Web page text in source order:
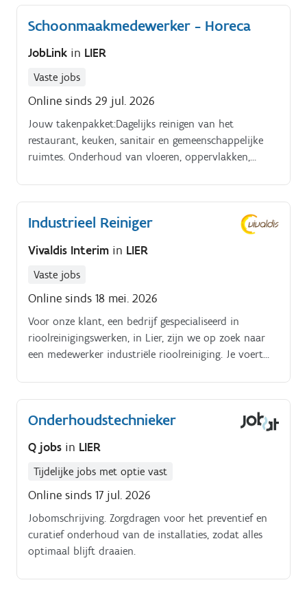
onderhoud ervan.
Schoonmaakmedewerker - Horeca
JobLink in LIER
Vaste jobs
Online sinds 29 jul. 2026
Jouw takenpakket:Dagelijks reinigen van het
restaurant, keuken, sanitair en gemeenschappelijke
ruimtes. Onderhoud van vloeren, oppervlakken,
Industrieel Reiniger
Vivaldis Interim in LIER
Vaste jobs
Online sinds 18 mei. 2026
Voor onze klant, een bedrijf gespecialiseerd in
rioolreinigingswerken, in Lier, zijn we op zoek naar
een medewerker industriële rioolreiniging. Je voert
industriële rioleringen, leidingen, putten, tanks enz. Je
zal instaan voor: Voor het onderhouden van deze
leidingen, putten,. Het zeer grondig reinigen met
leeg en vrij van vuil te maken ter voorbereiding en
ondersteuning van camera-inspectie en.of frees- en
Onderhoudstechnieker
Q jobs in LIER
Tijdelijke jobs met optie vast
Online sinds 17 jul. 2026
Jobomschrijving. Zorgdragen voor het preventief en
curatief onderhoud van de installaties, zodat alles
optimaal blijft draaien.